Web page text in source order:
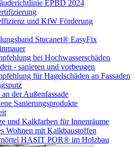
EPBD 2024
und KfW Förderung
Stucanet® EasyFix
bei Hochwasserschäden
- sanieren und vorbeugen
für Hagelschäden an Fassaden
an der Außenfassade
Sanierungsprodukte
und Kalkfarben für Innenräume
Wohnen mit Kalkbaustoffen
HASIT POR® im Holzbau